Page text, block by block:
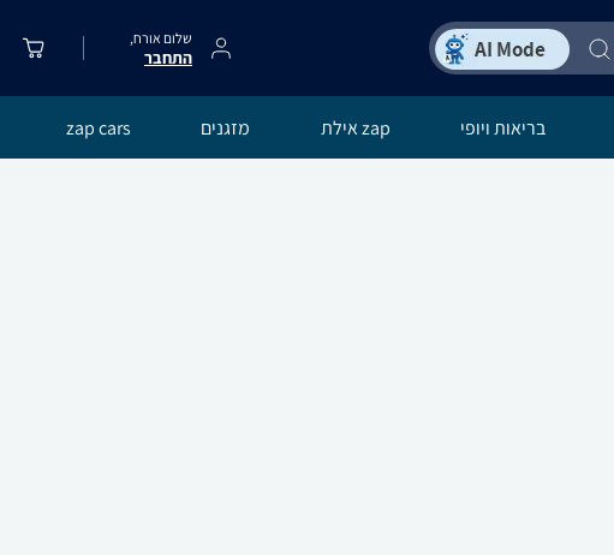
שלום אורח,
התחבר
בריאות ויופי zap אילת מזגנים zap cars